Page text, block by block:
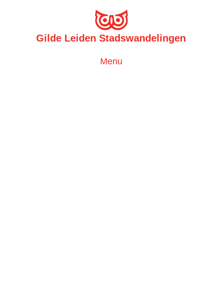
Gilde Leiden Stadswandelingen
Toggle
Menu